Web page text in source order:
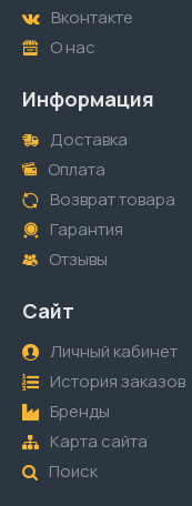
Вконтакте
О нас
Информация
Доставка
Оплата
Возврат товара
Гарантия
Отзывы
Сайт
Личный кабинет
История заказов
Бренды
Карта сайта
Поиск